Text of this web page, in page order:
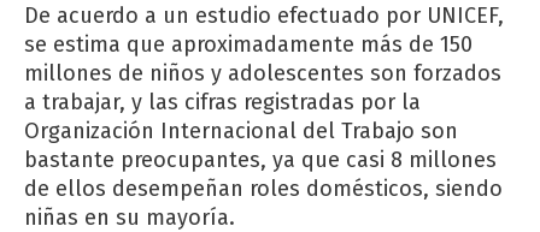
De acuerdo a un estudio efectuado por UNICEF,
se estima que aproximadamente más de 150
millones de niños y adolescentes son forzados
a trabajar, y las cifras registradas por la
Organización Internacional del Trabajo son
bastante preocupantes, ya que casi 8 millones
de ellos desempeñan roles domésticos, siendo
niñas en su mayoría.